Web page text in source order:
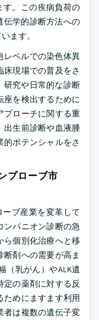
す。この疾病負荷の
伝学的診断方法への
ます。
レベルでの染色体異
現場での普及をさ
研究や日常的な診断
座を検出するために
プローチに関する重
出生前診断や血液腫
ポテンシャルをさ
プローブ市
ブ産業を変革して
ンパニオン診断の急
ら個別化治療へと移
剤への需要が高ま
（乳がん）やALK遺
の薬剤に対する反
ためにますます利用
者は複数の遺伝子変